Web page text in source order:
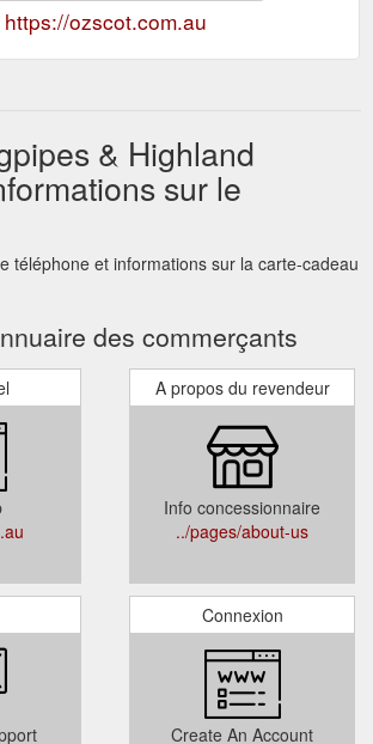
https://ozscot.com.au
& Highland
sur le
téléphone et informations sur la carte-cadeau
des commerçants
A propos du revendeur
Info concessionnaire
../pages/about-us
Connexion
Create An Account